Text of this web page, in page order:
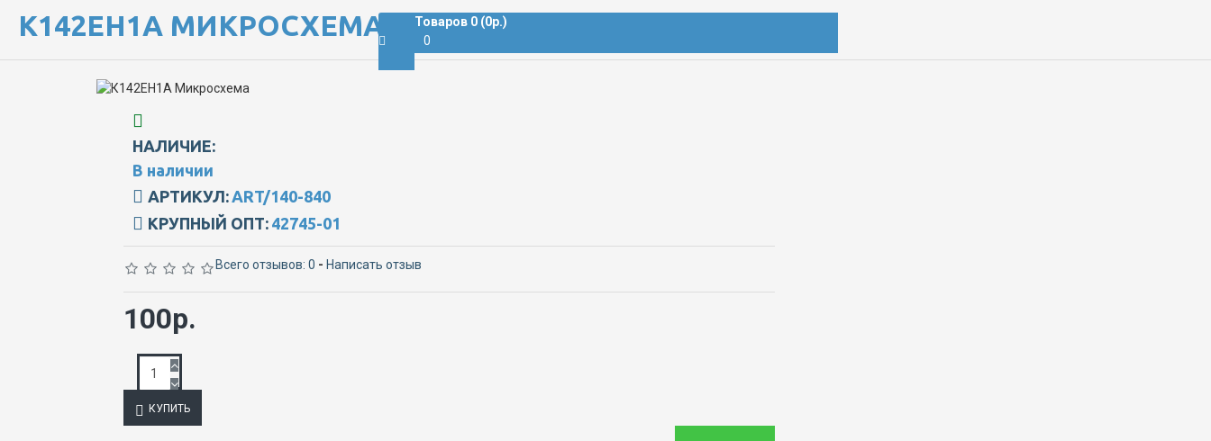
Товаров 0 (0р.)
0
К142ЕН1А МИКРОСХЕМА
НАЛИЧИЕ:
В наличии
АРТИКУЛ: ART/140-840
КРУПНЫЙ ОПТ: 42745-01
Всего отзывов: 0 - Написать отзыв
100р.
КУПИТЬ